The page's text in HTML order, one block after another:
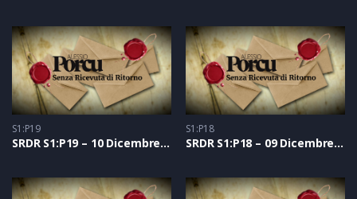
S1:P19
SRDR S1:P19 – 10 Dicembre 2020
S1:P18
SRDR S1:P18 – 09 Dicembre 2020